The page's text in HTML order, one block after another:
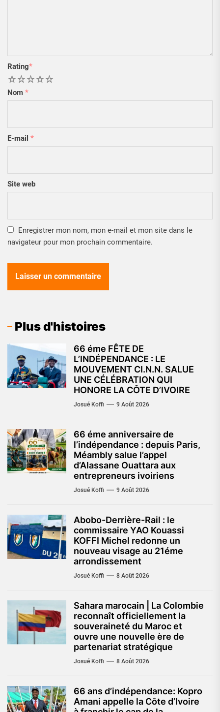
Rating*
5
4
3
2
Nom *
E-mail *
Site web
Enregistrer mon nom, mon e-mail et mon site dans le
navigateur pour mon prochain commentaire.
Plus d'histoires
66 éme FÊTE DE
L’INDÉPENDANCE : LE
MOUVEMENT CI.N.N. SALUE
UNE CÉLÉBRATION QUI
HONORE LA CÔTE D’IVOIRE
Josué Koffi 9 Août 2026
66 éme anniversaire de
l’indépendance : depuis Paris,
Méambly salue l’appel
d’Alassane Ouattara aux
entrepreneurs ivoiriens
Josué Koffi 9 Août 2026
Abobo-Derrière-Rail : le
commissaire YAO Kouassi
KOFFI Michel redonne un
nouveau visage au 21éme
arrondissement
Josué Koffi 8 Août 2026
Sahara marocain | La Colombie
reconnaît officiellement la
souveraineté du Maroc et
ouvre une nouvelle ère de
partenariat stratégique
Josué Koffi 8 Août 2026
66 ans d’indépendance: Kopro
Amani appelle la Côte d’Ivoire